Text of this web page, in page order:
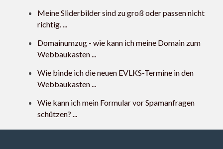
Meine Sliderbilder sind zu groß oder passen nicht
richtig. ...
Domainumzug - wie kann ich meine Domain zum
Webbaukasten ...
Wie binde ich die neuen EVLKS-Termine in den
Webbaukasten ...
Wie kann ich mein Formular vor Spamanfragen
schützen? ...